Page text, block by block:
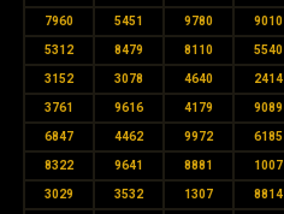
7960 5451 9780 9010
5312 8479 8110 5540
3152 3078 4640 2414
3761 9616 4179 9089
6847 4462 9972 6185
8322 9641 8881 1007
3029 3532 1307 8814